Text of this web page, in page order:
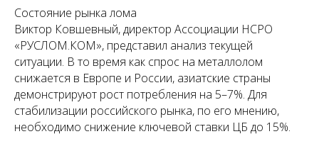
Состояние рынка лома
Виктор Ковшевный, директор Ассоциации НСРО
«РУСЛОМ.КОМ», представил анализ текущей
ситуации. В то время как спрос на металлолом
снижается в Европе и России, азиатские страны
демонстрируют рост потребления на 5–7%. Для
стабилизации российского рынка, по его мнению,
необходимо снижение ключевой ставки ЦБ до 15%.